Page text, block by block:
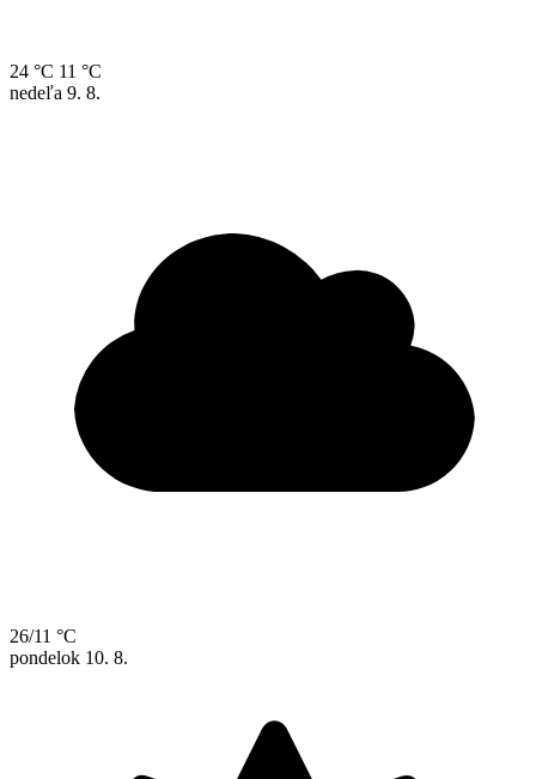
24 °C 11 °C
nedeľa 9. 8.
26/11 °C
pondelok 10. 8.